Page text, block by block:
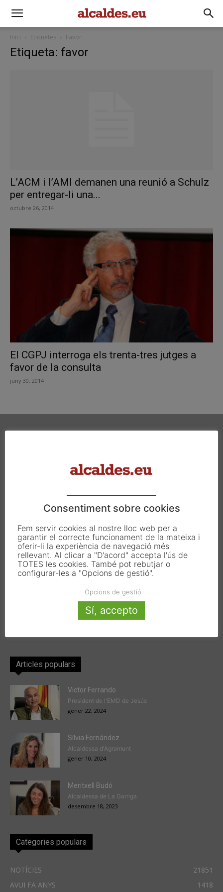
Inici Etiquetes Favor
Etiqueta: favor
L’ACM i l’AMI demanen una reunió a Schulz
per entregar-li una...
octubre 26, 2014
El CGPJ interroga els trenta-tres jutges a
favor de la consulta
juny 30, 2014
Carrer Francesc Carbonell 46-48
info@alcaldes.eu
Amb la col·laboració de:
Articles populars
Victor Ferrando
President de l'EMD de Jesús
gener 22, 2024
Sílvia Fernández
Alcaldessa d'Agramunt
gener 10, 2024
Meritxell Budó
Alcaldessa de La Garriga
desembre 18, 2023
Categories populars
NOTÍCIES
21851
AVUI FA ANYS
1418
Consentiment sobre cookies
Fem servir cookies al nostre lloc web per a
garantir el correcte funcionament de la mateixa i
oferir-li la experiència de navegació més
rellevant. Al clicar a "D'acord" accepta l'ús de
TOTES les cookies. També pot rebutjar o
configurar-les a "Opcions de gestió".
Opcions de gestió
Sí, accepto